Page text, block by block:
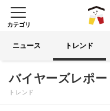
カテゴリ
る
ニュース トレンド
バイヤーズレポー
トレンド